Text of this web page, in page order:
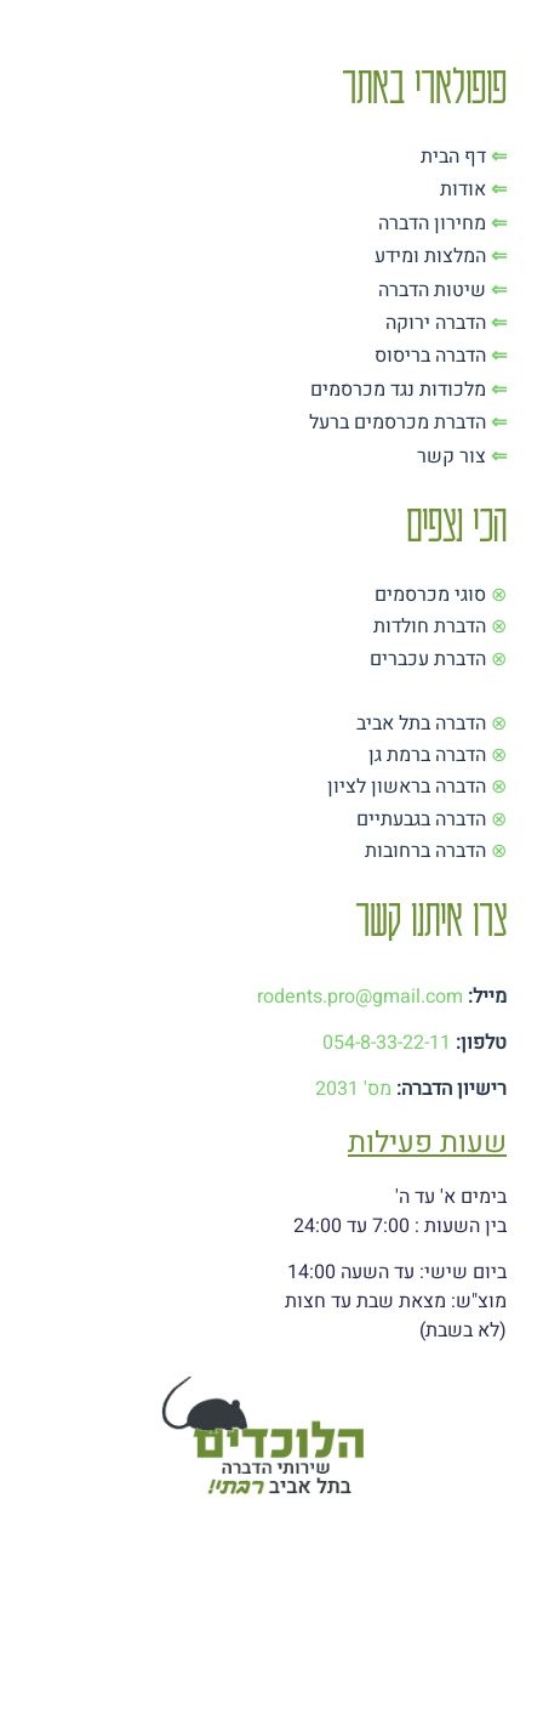
פופולארי באתר
⇐דף הבית
⇐אודות
⇐ מחירון הדברה
⇐המלצות ומידע
⇐ שיטות הדברה
⇐הדברה ירוקה
⇐הדברה בריסוס
⇐ מלכודות נגד מכרסמים
⇐הדברת מכרסמים ברעל
⇐ צור קשר
הכי נצפים
⊗ סוגי מכרסמים
⊗ הדברת חולדות
⊗ הדברת עכברים
⊗ הדברה בתל אביב
⊗ הדברה ברמת גן
⊗ הדברה בראשון לציון
⊗ הדברה בגבעתיים
⊗ הדברה ברחובות
צרו איתנו קשר
מייל: rodents.pro@gmail.com
טלפון: 054-8-33-22-11
רישיון הדברה: מס' 2031
שעות פעילות
בימים א' עד ה'
בין השעות : 7:00 עד 24:00
ביום שישי: עד השעה 14:00
מוצ"ש: מצאת שבת עד חצות
(לא בשבת)